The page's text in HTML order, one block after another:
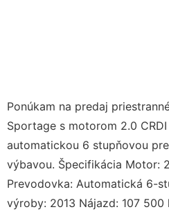
Ponúkam na predaj
Sportage s motorom 2.0
automatickou 6 stupňovou
výbavou. Špecifikácia Motor:
Prevodovka: Automatická 6-
výroby: 2013 Nájazd: 107 500